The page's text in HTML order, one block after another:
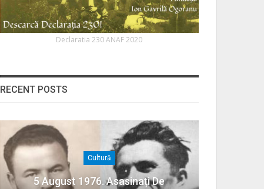
Declaratia 230 ANAF 2020
RECENT POSTS
Cultură
5 August 1976. Asasinați De